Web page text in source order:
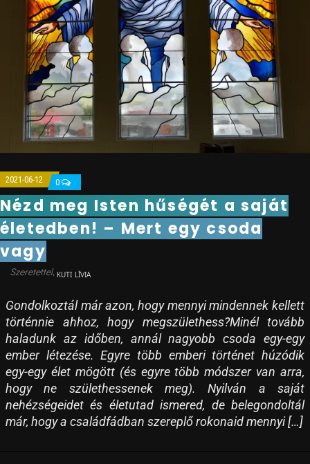
2021-06-12 0
Nézd meg Isten hűségét a saját
életedben! – Mert egy csoda
vagy
KUTI LÍVIA
Gondolkoztál már azon, hogy mennyi mindennek kellett
történnie ahhoz, hogy megszülethess?Minél tovább
haladunk az időben, annál nagyobb csoda egy-egy
ember létezése. Egyre több emberi történet húzódik
egy-egy élet mögött (és egyre több módszer van arra,
hogy ne születhessenek meg). Nyilván a saját
nehézségeidet és életutad ismered, de belegondoltál
már, hogy a családfádban szereplő rokonaid mennyi […]